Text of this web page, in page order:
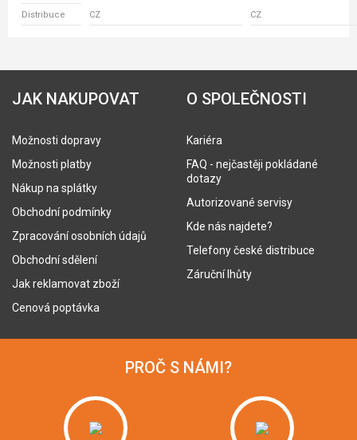
Distribuce CZ CZ
JAK NAKUPOVAT
Možnosti dopravy
Možnosti platby
Nákup na splátky
Obchodní podmínky
Zpracování osobních údajů
Obchodní sdělení
Jak reklamovat zboží
Cenová poptávka
O SPOLEČNOSTI
Kariéra
FAQ - nejčastěji pokládané
dotazy
Autorizované servisy
Kde nás najdete?
Telefony české distribuce
Záruční lhůty
PROČ S NÁMI?